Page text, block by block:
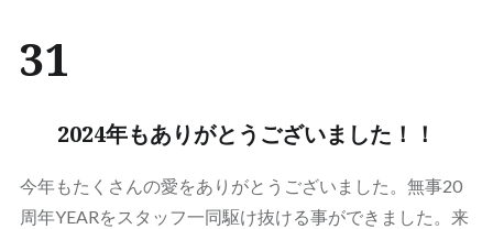
31
2024年もありがとうございました！！
今年もたくさんの愛をありがとうございました。無事20
周年YEARをスタッフ一同駆け抜ける事ができました。来